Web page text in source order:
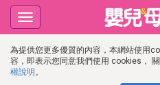
為提供您更多優質的內容，本網站使用
容，即表示您同意我們使用 cookies，
權說明 。
Toggle
navigation